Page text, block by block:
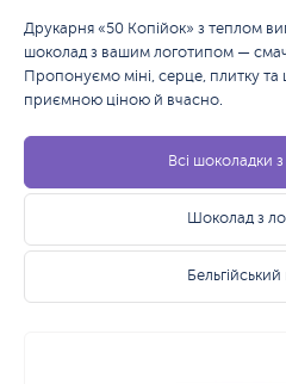
Друкарня «50 Копійок» з теплом
шоколад з вашим логотипом —
Пропонуємо міні, серце, плитку та
приємною ціною й вчасно.
Всі шоколадки
Шоколад з